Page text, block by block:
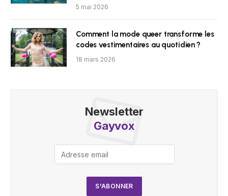
5 mai 2026
Comment la mode queer transforme les
codes vestimentaires au quotidien ?
18 mars 2026
Newsletter
Gayvox